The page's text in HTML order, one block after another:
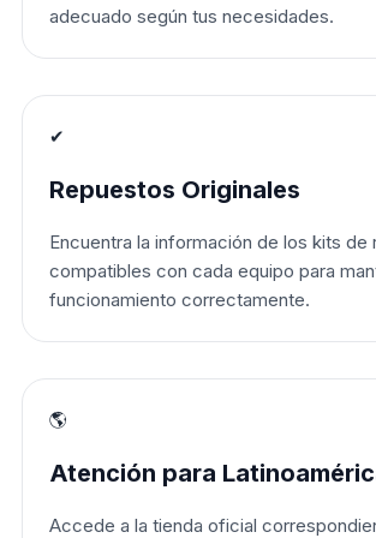
adecuado según tus necesidades.
✔
Repuestos Originales
Encuentra la información de los kits de
compatibles con cada equipo para
funcionamiento correctamente.
🌎
Atención para
Accede a la tienda oficial